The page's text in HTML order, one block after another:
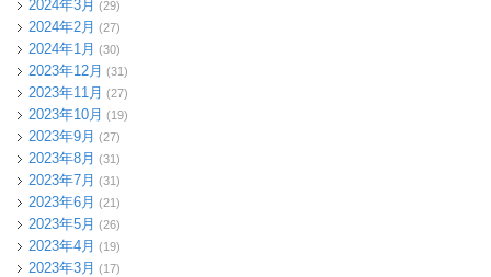
2024年3月 (29)
2024年2月 (27)
2024年1月 (30)
2023年12月 (31)
2023年11月 (27)
2023年10月 (19)
2023年9月 (27)
2023年8月 (31)
2023年7月 (31)
2023年6月 (21)
2023年5月 (26)
2023年4月 (19)
2023年3月 (17)